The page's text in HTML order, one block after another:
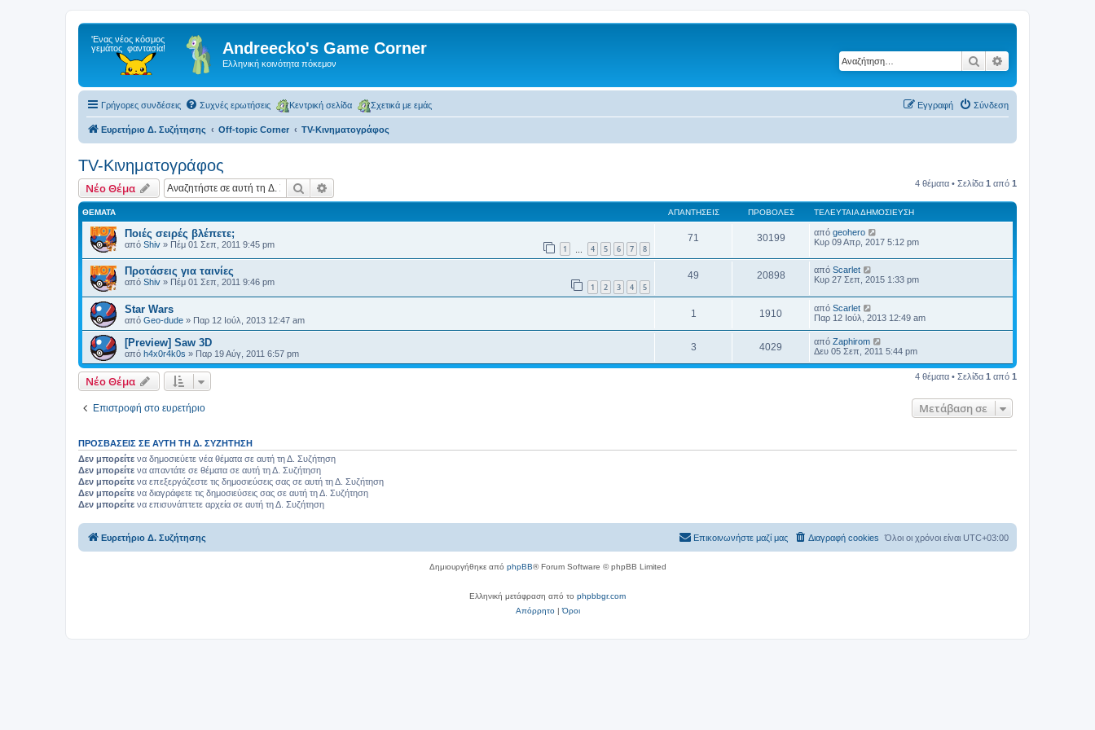
Andreecko's Game Corner
Ελληνική κοινότητα πόκεμον Αναζήτηση
Γρήγορες συνδέσεις Συχνές ερωτήσεις Κεντρική σελίδα Σχετικά με εμάς Σύνδεση
Εγγραφή
Ευρετήριο Δ. Συζήτησης Off-topic Corner TV-Κινηματογράφος
TV-Κινηματογράφος
Νέο Θέμα Αναζήτηση 4 θέματα • Σελίδα 1 από 1
ΘΈΜΑΤΑ ΑΠΑΝΤΉΣΕΙΣ ΠΡΟΒΟΛΈΣ ΤΕΛΕΥΤΑΊΑ ΔΗΜΟΣΊΕΥΣΗ
Ποιές σειρές βλέπετε;
από Shiv » Πέμ 01 Σεπ, 2011 9:45 pm 1 4 5 6 7 8
71 30199 από geohero
Κυρ 09 Απρ, 2017 5:12 pm
Προτάσεις για ταινίες
από Shiv » Πέμ 01 Σεπ, 2011 9:46 pm 1 2 3 4 5
49 20898 από Scarlet
Κυρ 27 Σεπ, 2015 1:33 pm
Star Wars
από Geo-dude » Παρ 12 Ιούλ, 2013 12:47 am
1 1910 από Scarlet
Παρ 12 Ιούλ, 2013 12:49 am
[Preview] Saw 3D
από h4x0r4k0s » Παρ 19 Αύγ, 2011 6:57 pm
3 4029 από Zaphirom
Δευ 05 Σεπ, 2011 5:44 pm
Νέο Θέμα 4 θέματα • Σελίδα 1 από 1
Επιστροφή στο ευρετήριο Μετάβαση σε
ΠΡΟΣΒΆΣΕΙΣ ΣΕ ΑΥΤΉ ΤΗ Δ. ΣΥΖΉΤΗΣΗ
Δεν μπορείτε να δημοσιεύετε νέα θέματα σε αυτή τη Δ. Συζήτηση
Δεν μπορείτε να απαντάτε σε θέματα σε αυτή τη Δ. Συζήτηση
Δεν μπορείτε να επεξεργάζεστε τις δημοσιεύσεις σας σε αυτή τη Δ. Συζήτηση
Δεν μπορείτε να διαγράφετε τις δημοσιεύσεις σας σε αυτή τη Δ. Συζήτηση
Δεν μπορείτε να επισυνάπτετε αρχεία σε αυτή τη Δ. Συζήτηση
Ευρετήριο Δ. Συζήτησης Όλοι οι χρόνοι είναι UTC+03:00
Διαγραφή cookies
Επικοινωνήστε μαζί μας
Δημιουργήθηκε από phpBB® Forum Software © phpBB Limited
Ελληνική μετάφραση από το phpbbgr.com
Απόρρητο|Όροι